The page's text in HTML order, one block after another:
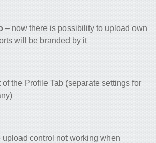
– now there is possibility to upload own
will be branded by it
of the Profile Tab (separate settings for
upload control not working when